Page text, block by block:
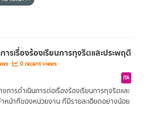
รเรื่องร้องเรียนการทุจริตและประพฤติ
0 recent views
ITA
การดำเนินการต่อเรื่องร้องเรียนการทุจริตและ
หน้าที่ของหน่วยงาน ที่มีรายละเอียดอย่างน้อย